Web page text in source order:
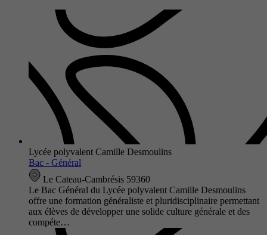
Lycée polyvalent Camille Desmoulins
Bac - Général
Le Cateau-Cambrésis 59360
Le Bac Général du Lycée polyvalent Camille Desmoulins
offre une formation généraliste et pluridisciplinaire permettant
aux élèves de développer une solide culture générale et des
compéte…